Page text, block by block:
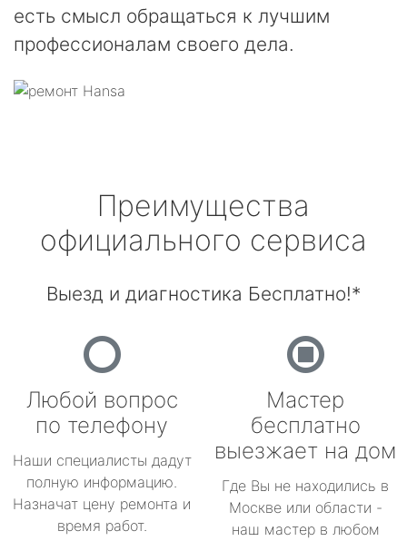
есть смысл обращаться к лучшим
профессионалам своего дела.
Преимущества
официального сервиса
Выезд и диагностика Бесплатно!*
Любой вопрос
по телефону
Наши специалисты дадут
полную информацию.
Назначат цену ремонта и
время работ.
Мастер
бесплатно
выезжает на дом
Где Вы не находились в
Москве или области -
наш мастер в любом